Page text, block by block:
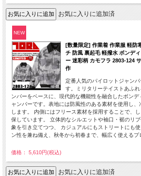
お気に入りに追加済
NEW
[数量限定] 作業着 作業服 軽防
チ 防風 裏起毛 軽撥水 ボンデ
ー 迷彩柄 カモフラ 2803-124
作
定番人気のパイロットジャン
す。ミリタリーテイストあふ
ンパーをベースに、現代的な機能性を融合したボン
ャンパーです。表地には防風性のある素材を使用し、
します。 内側にはフリース素材を採用することで、
保しています。 立体的なシルエットや袖口・裾のリ
象を引き立てつつ、 カジュアルにもストリートにも
ン性を兼ね備え、秋冬から初春まで、幅広く使えるプ
価格： 5,610円(税込)
お気に入りに追加済